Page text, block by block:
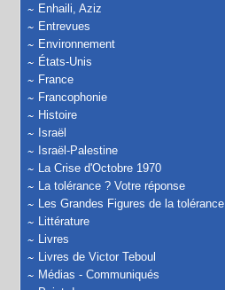
Enhaili, Aziz
Entrevues
Environnement
États-Unis
France
Francophonie
Histoire
Israël
Israël-Palestine
La Crise d'Octobre 1970
La tolérance ? Votre réponse
Les Grandes Figures de la tolérance
Littérature
Livres
Livres de Victor Teboul
Médias - Communiqués